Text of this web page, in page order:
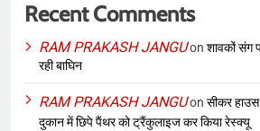
Recent Comments
RAM PRAKASH JANGUon शावकों संग
रही बाघिन
RAM PRAKASH JANGUon सीकर
दुकान में छिपे पैंथर को ट्रैंकुलाइज कर किया रेस्क्यू